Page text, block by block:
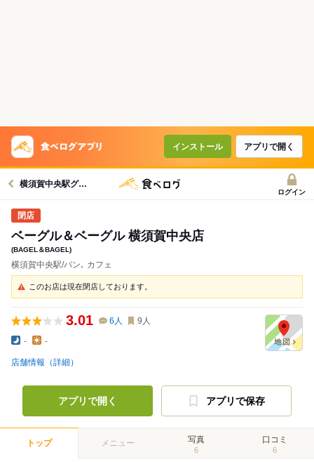
インストール アプリで開く
横須賀中央駅グルメへ
ログイン
ベーグル＆ベーグル 横須賀中央店
(BAGEL＆BAGEL)
横須賀中央駅/パン､ カフェ
このお店は現在閉店しております。
3.01 6 人 9 人
- -
店舗情報（詳細）
アプリで開く アプリで保存
トップ メニュー 写真
6
口コミ
6